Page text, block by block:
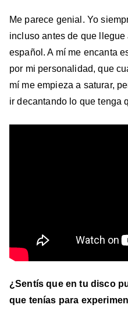
Me parece genial. Yo
incluso antes de que
español. A mí me encanta
por mi personalidad, que
mí me empieza a saturar,
ir decantando lo que tenga
¿Sentís que en tu disco
que tenías para